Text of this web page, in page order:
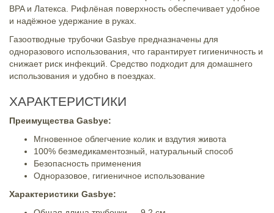
BPA и Латекса. Рифлёная поверхность обеспечивает удобное
и надёжное удержание в руках.
Газоотводные трубочки Gasbye предназначены для
одноразового использования, что гарантирует гигиеничность и
снижает риск инфекций. Средство подходит для домашнего
использования и удобно в поездках.
ХАРАКТЕРИСТИКИ
Преимущества Gasbye:
Мгновенное облегчение колик и вздутия живота
100% безмедикаментозный, натуральный способ
Безопасность применения
Одноразовое, гигиеничное использование
Характеристики Gasbye: